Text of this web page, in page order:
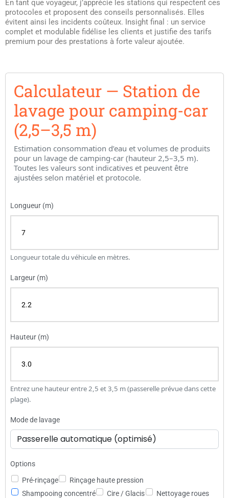
En tant que voyageur, j’apprécie les stations qui respectent ces
protocoles et proposent des conseils personnalisés. Elles
évitent ainsi les incidents coûteux. Insight final : un service
complet et modulable fidélise les clients et justifie des tarifs
premium pour des prestations à forte valeur ajoutée.
Calculateur — Station de
lavage pour camping-car
(2,5–3,5 m)
Estimation consommation d’eau et volumes de produits
pour un lavage de camping-car (hauteur 2,5–3,5 m).
Toutes les valeurs sont indicatives et peuvent être
ajustées selon matériel et protocole.
Longueur (m)
Longueur totale du véhicule en mètres.
Largeur (m)
Hauteur (m)
Entrez une hauteur entre 2,5 et 3,5 m (passerelle prévue dans cette
plage).
Mode de lavage
Options
Pré-rinçage
Rinçage haute pression
Shampooing concentré
Cire / Glacis
Nettoyage roues